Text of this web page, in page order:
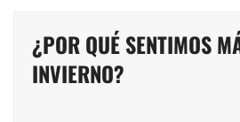
¿POR QUÉ SENTIMOS
INVIERNO?